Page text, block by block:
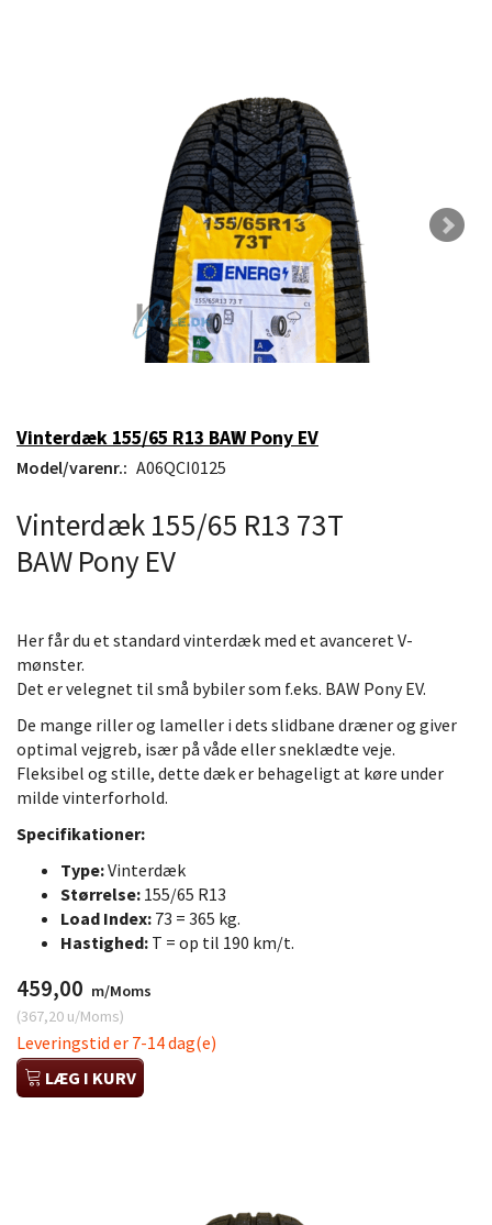
Vinterdæk 155/65 R13 BAW Pony EV
Model/varenr.: A06QCI0125
Vinterdæk 155/65 R13 73T
BAW Pony EV
Her får du et standard vinterdæk med et avanceret V-
mønster.
Det er velegnet til små bybiler som f.eks. BAW Pony EV.
De mange riller og lameller i dets slidbane dræner og giver
optimal vejgreb, især på våde eller sneklædte veje.
Fleksibel og stille, dette dæk er behageligt at køre under
milde vinterforhold.
Specifikationer:
Type:Vinterdæk
Størrelse: 155/65 R13
Load Index: 73 = 365 kg.
Hastighed: T = op til 190 km/t.
459,00 m/Moms
(367,20 u/Moms)
Leveringstid er 7-14 dag(e)
LÆG I KURV